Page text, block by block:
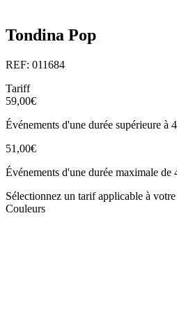
Tondina Pop
REF: 011684
Tariff
59,00€
Événements d'une durée supérieure à
51,00€
Événements d'une durée maximale de
Sélectionnez un tarif applicable à
Couleurs